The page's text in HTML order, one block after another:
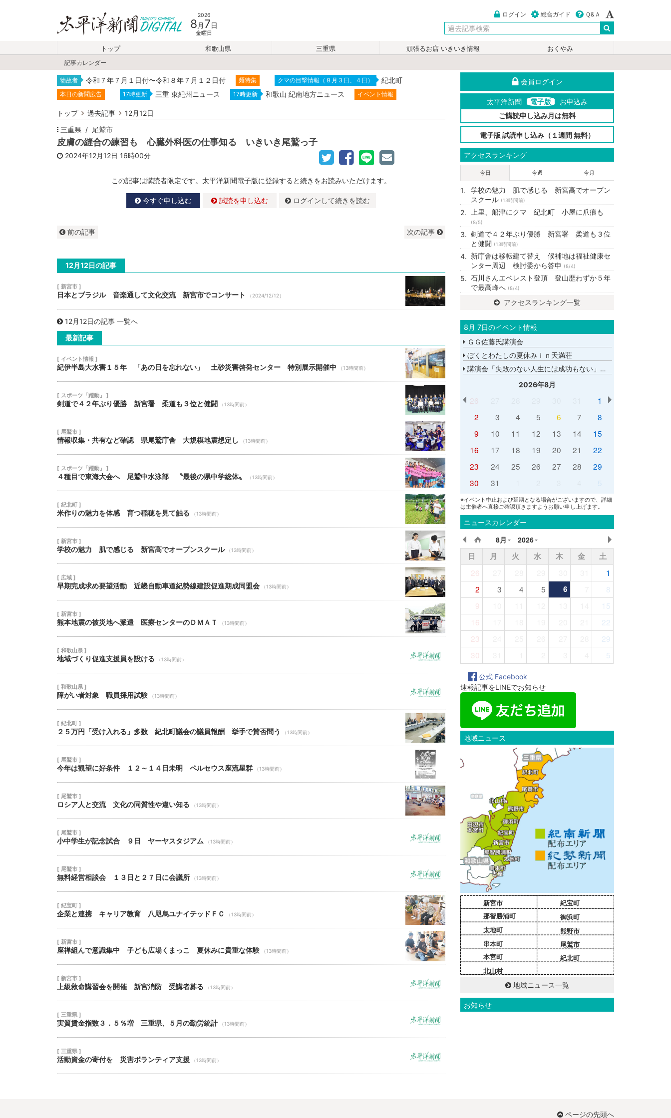
2026
8 月 7日
金曜日
ログイン 総合ガイド Ｑ&Ａ
トップ 和歌山県 三重県 頑張るお店 いきいき情報
おくやみ
記事カレンダー
物故者 令和７年７月１日付〜令和８年７月１２日付 麺特集 クマの目撃情報（８月３日、４日） 紀北町
本日の新聞広告 17時更新 三重 東紀州ニュース 17時更新 和歌山 紀南地方ニュース イベント情報
トップ 過去記事
12月12日
三重県
尾鷲市
皮膚の縫合の練習も 心臓外科医の仕事知る いきいき尾鷲っ子
2024年12月12日 16時00分
この記事は購読者限定です。太平洋新聞電子版に登録すると続きをお読みいただけます。
今すぐ申し込む 試読を申し込む ログインして続きを読む
前の記事 次の記事
12月12日の記事
[ 新宮市 ]
日本とブラジル 音楽通して文化交流 新宮市でコンサート （2024/12/12）
12月12日の記事 一覧へ
最新記事
[ イベント情報 ]
紀伊半島大水害１５年 「あの日を忘れない」 土砂災害啓発センター 特別展示開催中 （13時間前）
[ スポーツ「躍動」 ]
剣道で４２年ぶり優勝 新宮署 柔道も３位と健闘 （13時間前）
[ 尾鷲市 ]
情報収集・共有など確認 県尾鷲庁舎 大規模地震想定し （13時間前）
[ スポーツ「躍動」 ]
４種目で東海大会へ 尾鷲中水泳部 〝最後の県中学総体〟 （13時間前）
[ 紀北町 ]
米作りの魅力を体感 育つ稲穂を見て触る （13時間前）
[ 新宮市 ]
学校の魅力 肌で感じる 新宮高でオープンスクール （13時間前）
[ 広域 ]
早期完成求め要望活動 近畿自動車道紀勢線建設促進期成同盟会 （13時間前）
[ 新宮市 ]
熊本地震の被災地へ派遣 医療センターのＤＭＡＴ （13時間前）
[ 和歌山県 ]
地域づくり促進支援員を設ける （13時間前）
[ 和歌山県 ]
障がい者対象 職員採用試験 （13時間前）
[ 紀北町 ]
２５万円「受け入れる」多数 紀北町議会の議員報酬 挙手で賛否問う （13時間前）
[ 尾鷲市 ]
今年は観望に好条件 １２～１４日未明 ペルセウス座流星群 （13時間前）
[ 尾鷲市 ]
ロシア人と交流 文化の同質性や違い知る （13時間前）
[ 尾鷲市 ]
小中学生が記念試合 ９日 ヤーヤスタジアム （13時間前）
[ 尾鷲市 ]
無料経営相談会 １３日と２７日に会議所 （13時間前）
[ 紀宝町 ]
企業と連携 キャリア教育 八咫烏ユナイテッドＦＣ （13時間前）
[ 新宮市 ]
座禅組んで意識集中 子ども広場くまっこ 夏休みに貴重な体験 （13時間前）
[ 新宮市 ]
上級救命講習会を開催 新宮消防 受講者募る （13時間前）
[ 三重県 ]
実質賃金指数３．５％増 三重県、５月の勤労統計 （13時間前）
[ 三重県 ]
活動資金の寄付を 災害ボランティア支援 （13時間前）
会員ログイン
太平洋新聞 電子版
お申込み
ご購読申し込み月は無料
電子版 試読申し込み（１週間 無料）
アクセスランキング
今日 今週 今月
学校の魅力 肌で感じる 新宮高でオープン
スクール (13時間前)
上里、船津にクマ 紀北町 小屋に爪痕も
(8/5)
剣道で４２年ぶり優勝 新宮署 柔道も３位
と健闘 (13時間前)
新庁舎は移転建て替え 候補地は福祉健康セ
ンター周辺 検討委から答申
(8/4)
石川さんエベレスト登頂 登山歴わずか５年
で最高峰へ (8/4)
アクセスランキング一覧
8月 7日のイベント情報
ＧＧ佐藤氏講演会
ぼくとわたしの夏休みｉｎ天満荘
講演会「失敗のない人生には成功もない」講師：ＧＧ佐藤さん
2026年8月
26
1
2
3 4 5 6 7
8
9
10 11 12 13 14
15
16
17 18 19 20 21
22
23
24 25 26 27 28
29
30
31 5
※イベント中止および延期となる場合がございますので、詳細
は主催者へ直接ご確認頂きますようお願い申し上げます。
ニュースカレンダー
8月 2026
日 月 火 水 木 金
土
26
1
2
3 4 5 6
8
9
15
16
22
23
29
30
5
公式 Facebook
速報記事をLINEでお知らせ
地域ニュース
新宮市
那智勝浦町
太地町
串本町
本宮町
北山村
紀宝町
御浜町
熊野市
尾鷲市
紀北町
地域ニュース一覧
お知らせ
ページの先頭へ